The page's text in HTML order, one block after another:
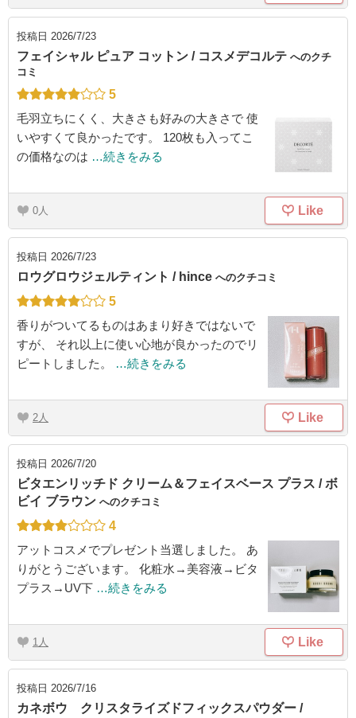
投稿日 2026/7/23
フェイシャル ピュア コットン / コスメデコルテ へのクチ
コミ
5
毛羽立ちにくく、大きさも好みの大きさで 使
いやすくて良かったです。 120枚も入ってこ
の価格なのは …続きをみる
0 Like
投稿日 2026/7/23
ロウグロウジェルティント / hince へのクチコミ
5
香りがついてるものはあまり好きではないで
すが、 それ以上に使い心地が良かったのでリ
ピートしました。
…続きをみる
2 Like
投稿日 2026/7/20
ビタエンリッチド クリーム＆フェイスベース プラス / ボ
ビイ ブラウン へのクチコミ
4
アットコスメでプレゼント当選しました。 あ
りがとうございます。 化粧水→美容液→ビタ
プラス→UV下 …続きをみる
1 Like
投稿日 2026/7/16
カネボウ クリスタライズドフィックスパウダー /